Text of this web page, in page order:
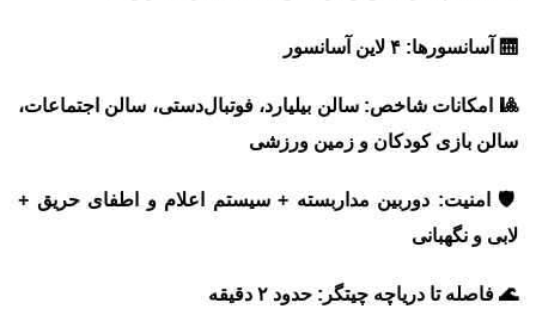
🛗 آسانسورها:
🎱 امکانات شاخص: سالن بیلیارد، فوتبال‌دستی، سالن اجتماعات،
سالن بازی کودکان و زمین ورزشی
🛡️ امنیت: دوربین مداربسته + سیستم اعلام و اطفای حریق +
لابی و نگهبانی
🌊 فاصله تا دریاچه چیتگر: حدود ۲ دقیقه